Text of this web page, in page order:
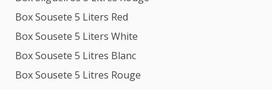
Box Sousete 5 Liters Red
Box Sousete 5 Liters White
Box Sousete 5 Litres Blanc
Box Sousete 5 Litres Rouge